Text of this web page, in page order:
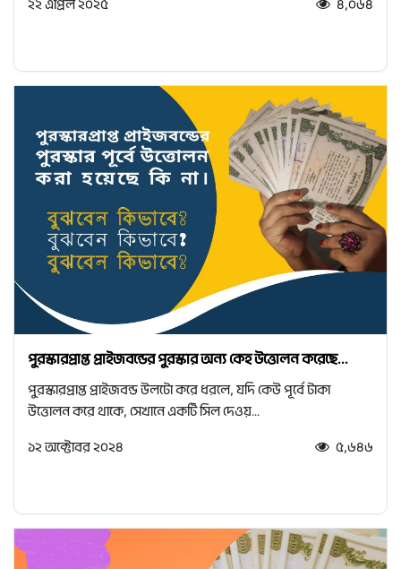
২২ এপ্রিল ২০২৫
৪,০৬৪
পুরস্কারপ্রাপ্ত প্রাইজবন্ডের পুরস্কার অন্য কেহ উত্তোলন করেছে...
পুরস্কারপ্রাপ্ত প্রাইজবন্ড উলটো করে ধরলে, যদি কেউ পূর্বে টাকা
উত্তোলন করে থাকে, সেখানে একটি সিল দেওয়...
১২ অক্টোবর ২০২৪
৫,৬৪৬